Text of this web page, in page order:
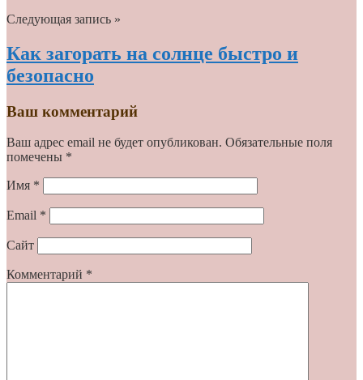
Следующая запись »
Как загорать на солнце быстро и
безопасно
Ваш комментарий
Ваш адрес email не будет опубликован. Обязательные поля
помечены *
Имя *
Email *
Сайт
Комментарий *